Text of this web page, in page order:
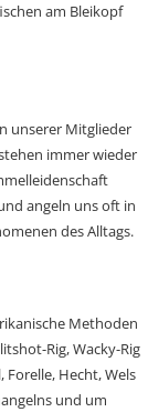
am Bleikopf
unserer Mitglieder
immer wieder
angeln uns oft in
des Alltags.
Methoden
Rig, Wacky-Rig
Forelle, Hecht, Wels
und um